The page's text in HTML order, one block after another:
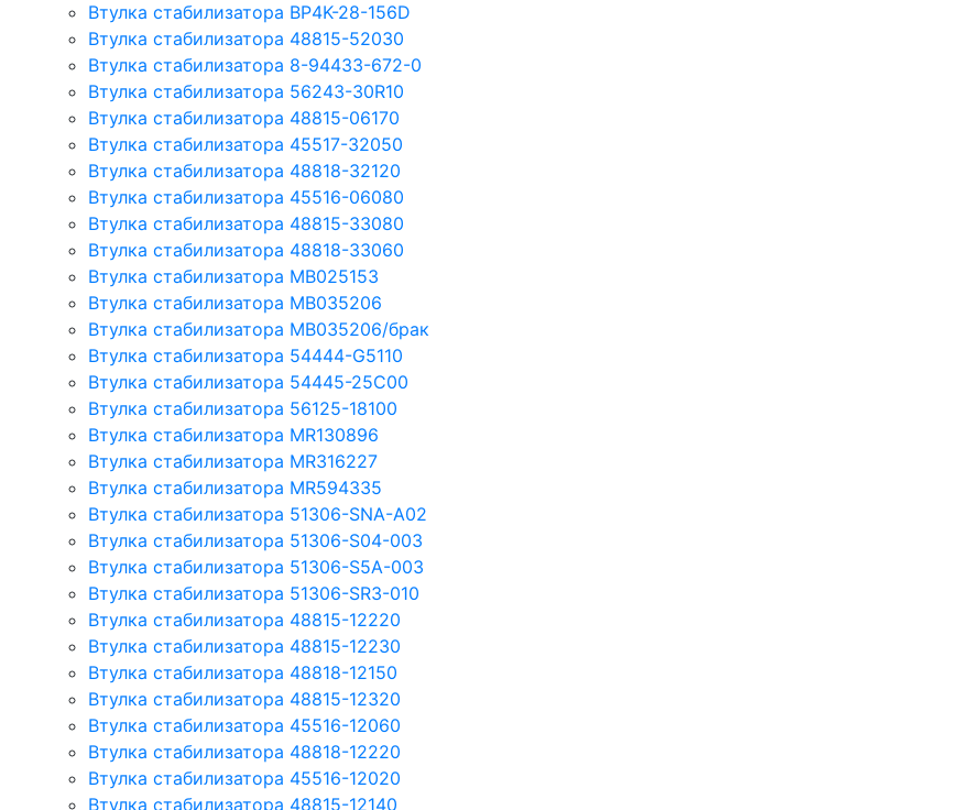
Втулка стабилизатора BP4K-28-156D
Втулка стабилизатора 48815-52030
Втулка стабилизатора 8-94433-672-0
Втулка стабилизатора 56243-30R10
Втулка стабилизатора 48815-06170
Втулка стабилизатора 45517-32050
Втулка стабилизатора 48818-32120
Втулка стабилизатора 45516-06080
Втулка стабилизатора 48815-33080
Втулка стабилизатора 48818-33060
Втулка стабилизатора MB025153
Втулка стабилизатора MB035206
Втулка стабилизатора MB035206/брак
Втулка стабилизатора 54444-G5110
Втулка стабилизатора 54445-25C00
Втулка стабилизатора 56125-18100
Втулка стабилизатора MR130896
Втулка стабилизатора MR316227
Втулка стабилизатора MR594335
Втулка стабилизатора 51306-SNA-A02
Втулка стабилизатора 51306-S04-003
Втулка стабилизатора 51306-S5A-003
Втулка стабилизатора 51306-SR3-010
Втулка стабилизатора 48815-12220
Втулка стабилизатора 48815-12230
Втулка стабилизатора 48818-12150
Втулка стабилизатора 48815-12320
Втулка стабилизатора 45516-12060
Втулка стабилизатора 48818-12220
Втулка стабилизатора 45516-12020
Втулка стабилизатора 48815-12140